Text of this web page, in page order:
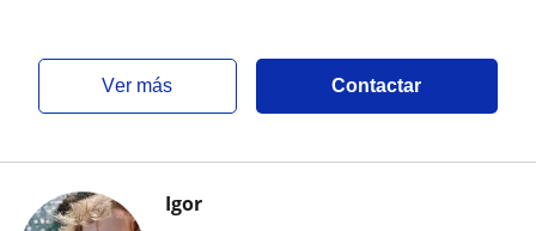
ver más Contactar
Igor